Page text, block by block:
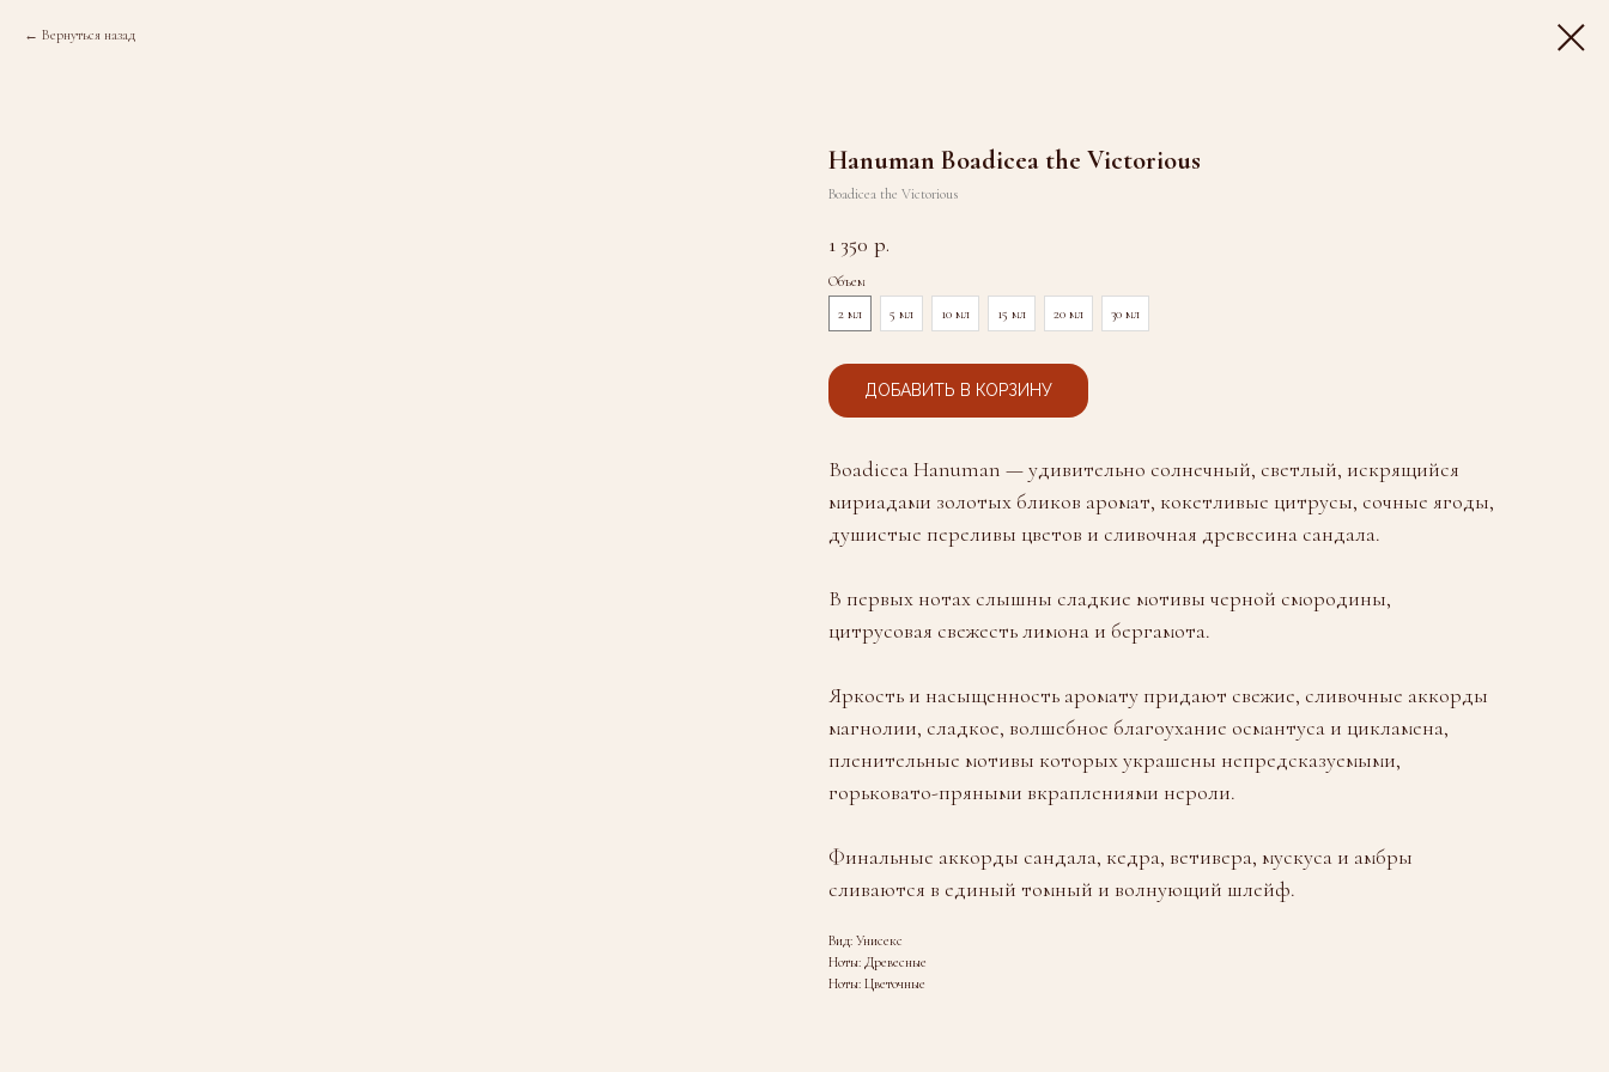
Вернуться назад
Hanuman Boadicea the Victorious
Boadicea the Victorious
1 350 р.
Объем
2 мл
5 мл 10 мл 15 мл 20 мл 30 мл
ДОБАВИТЬ В КОРЗИНУ
Boadicea Hanuman — удивительно солнечный, светлый, искрящийся
мириадами золотых бликов аромат, кокетливые цитрусы, сочные ягоды,
душистые переливы цветов и сливочная древесина сандала.
В первых нотах слышны сладкие мотивы черной смородины,
цитрусовая свежесть лимона и бергамота.
Яркость и насыщенность аромату придают свежие, сливочные аккорды
магнолии, сладкое, волшебное благоухание османтуса и цикламена,
пленительные мотивы которых украшены непредсказуемыми,
горьковато-пряными вкраплениями нероли.
Финальные аккорды сандала, кедра, ветивера, мускуса и амбры
сливаются в единый томный и волнующий шлейф.
Вид: Унисекс
Ноты: Древесные
Ноты: Цветочные